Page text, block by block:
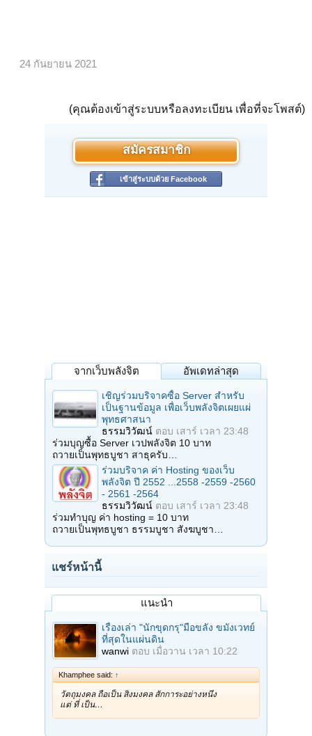
24 กันยายน 2021
(คุณต้องเข้าสู่ระบบหรือลงทะเบียน เพื่อที่จะโพสต์)
สมัครสมาชิก
เข้าสู่ระบบด้วย Facebook
จากเว็บพลังจิต อัพเดทล่าสุด
เชิญร่วมบริจาคซื้อ Server สำหรับ
เป็นฐานข้อมูล เพื่อเว็บพลังจิตเผยแผ่
พุทธศาสนา
ธรรมวิวัฒน์ ตอบ เสาร์ เวลา 23:48
ร่วมบุญซื้อ Server เวปพลังจิต 10 บาท
ถวายเป็นพุทธบูชา สาธุครับ…
ร่วมบริจาค ค่า Hosting ของเว็บ
พลังจิต ปี 2552 ...2558 -2559 -2560
- 2561 -2564
ธรรมวิวัฒน์ ตอบ เสาร์ เวลา 23:48
ร่วมทำบุญ ค่า hosting = 10 บาท
ถวายเป็นพุทธบูชา ธรรมบูชา สังฆบูชา…
แชร์หน้านี้
แนะนำ
เรื่องเล่า "นักขุดกรุ"มือขลัง ขมังเวทย์
ที่สุดในแผ่นดิน
wanwi ตอบ เมื่อวาน เวลา 10:22
Khamphee said: ↑
วัตถุมงคล ถือเป็น สิ่งมงคล สักการะอย่างหนึ่ง
แต่ ที่ เป็น…